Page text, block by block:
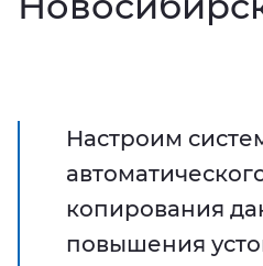
О компании
Настроим
копирования
повышения